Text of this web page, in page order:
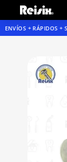
ENVÍOS + RÁPIDOS +